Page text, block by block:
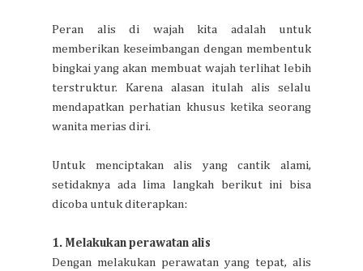
Peran alis di wajah kita adalah untuk
memberikan keseimbangan dengan membentuk
bingkai yang akan membuat wajah terlihat lebih
terstruktur. Karena alasan itulah alis selalu
mendapatkan perhatian khusus ketika seorang
wanita merias diri.
Untuk menciptakan alis yang cantik alami,
setidaknya ada lima langkah berikut ini bisa
dicoba untuk diterapkan:
1. Melakukan perawatan alis
Dengan melakukan perawatan yang tepat, alis